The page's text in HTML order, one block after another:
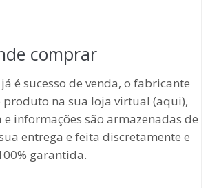
comprar
é sucesso de venda, o fabricante
produto na sua loja virtual (aqui),
informações são armazenadas de
entrega e feita discretamente e
garantida.